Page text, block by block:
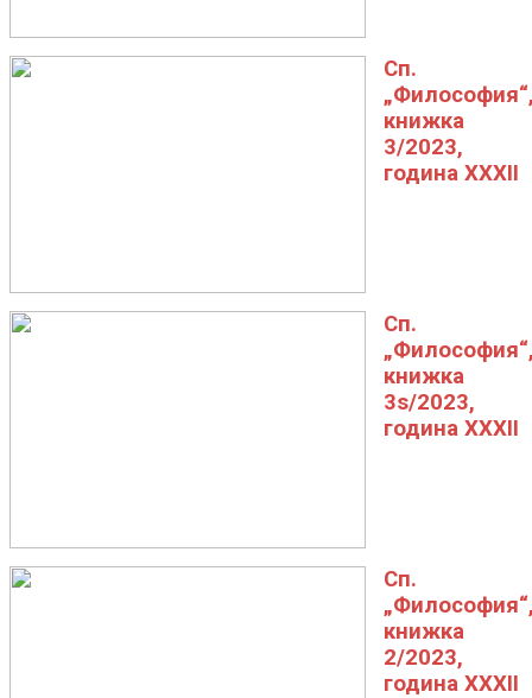
Сп.
книжка
3/2023,
година XXXII
Сп.
книжка
3s/2023,
година XXXII
Сп.
книжка
2/2023,
година XXXII